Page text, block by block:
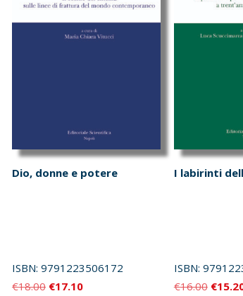
Dio, donne e potere
ISBN:9791223506172
€18.00 Il
€17.10Il
I labirinti
ISBN:
€16.00 Il
€